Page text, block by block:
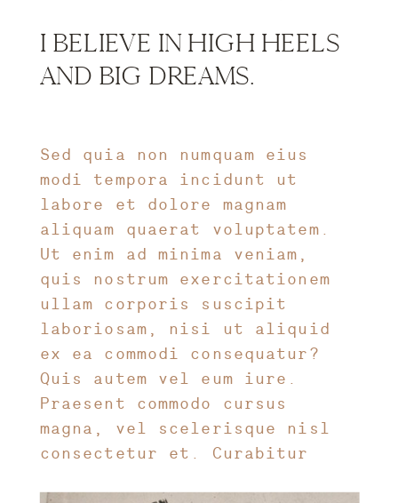
I BELIEVE IN HIGH HEELS
AND BIG DREAMS.
Sed quia non numquam eius
modi tempora incidunt ut
labore et dolore magnam
aliquam quaerat voluptatem.
Ut enim ad minima veniam,
quis nostrum exercitationem
ullam corporis suscipit
laboriosam, nisi ut aliquid
ex ea commodi consequatur?
Quis autem vel eum iure.
Praesent commodo cursus
magna, vel scelerisque nisl
consectetur et. Curabitur